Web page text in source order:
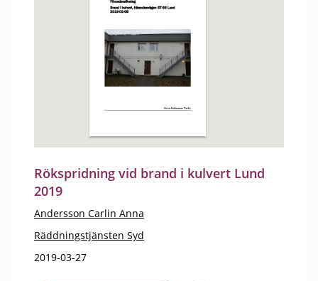
Rökspridning vid brand i kulvert Lund
2019
Andersson Carlin Anna
Räddningstjänsten Syd
2019-03-27